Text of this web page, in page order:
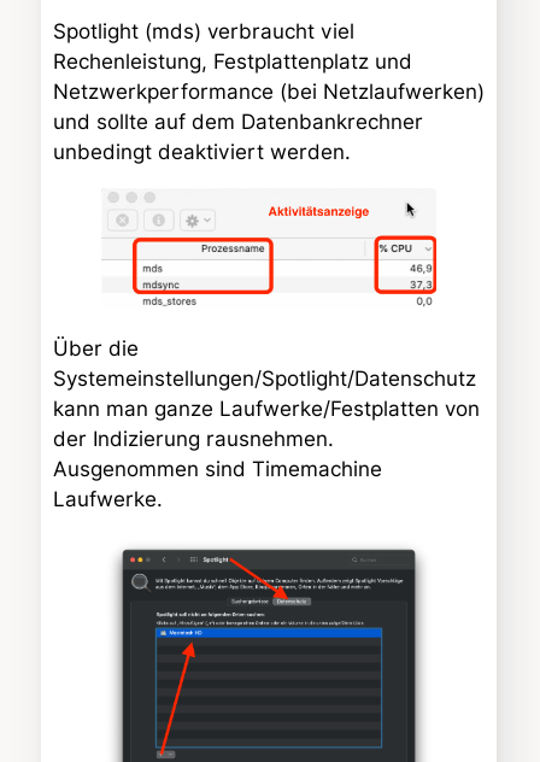
Spotlight (mds) verbraucht viel
Rechenleistung, Festplattenplatz und
Netzwerkperformance (bei Netzlaufwerken)
und sollte auf dem Datenbankrechner
unbedingt deaktiviert werden.
Über die
Systemeinstellungen/Spotlight/Datenschutz
kann man ganze Laufwerke/Festplatten von
der Indizierung rausnehmen.
Ausgenommen sind Timemachine
Laufwerke.